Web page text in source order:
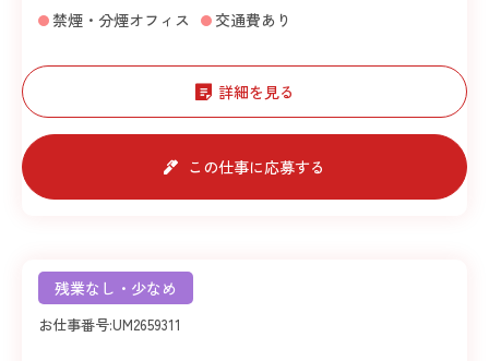
禁煙・分煙オフィス
交通費あり
詳細を見る
この仕事に応募する
残業なし・少なめ
お仕事番号:UM2659311